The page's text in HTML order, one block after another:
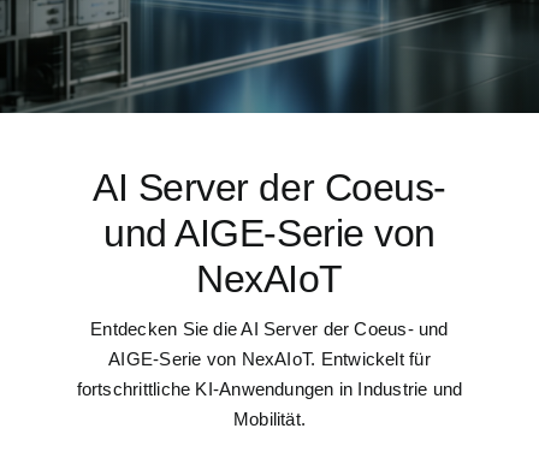
AI Server der Coeus-
und AIGE-Serie von
NexAIoT
Entdecken Sie die AI Server der Coeus- und
AIGE-Serie von NexAIoT. Entwickelt für
fortschrittliche KI-Anwendungen in Industrie und
Mobilität.